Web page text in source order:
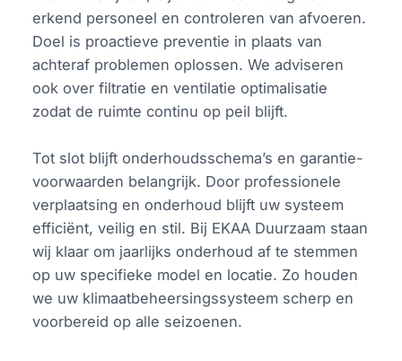
erkend personeel en controleren van afvoeren.
Doel is proactieve preventie in plaats van
achteraf problemen oplossen. We adviseren
ook over filtratie en ventilatie optimalisatie
zodat de ruimte continu op peil blijft.
Tot slot blijft onderhoudsschema’s en garantie-
voorwaarden belangrijk. Door professionele
verplaatsing en onderhoud blijft uw systeem
efficiënt, veilig en stil. Bij EKAA Duurzaam staan
wij klaar om jaarlijks onderhoud af te stemmen
op uw specifieke model en locatie. Zo houden
we uw klimaatbeheersingssysteem scherp en
voorbereid op alle seizoenen.